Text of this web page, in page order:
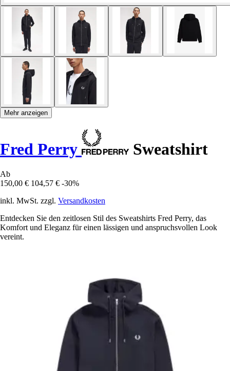
Mehr anzeigen
Fred Perry Sweatshirt
Ab
150,00 € 104,57 € -30%
inkl. MwSt. zzgl. Versandkosten
Entdecken Sie den zeitlosen Stil des Sweatshirts Fred Perry, das
Komfort und Eleganz für einen lässigen und anspruchsvollen Look
vereint.